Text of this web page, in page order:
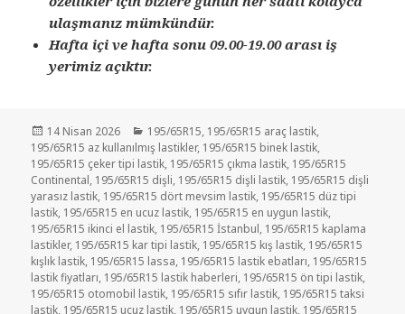
ulaşmanız mümkündür.
Hafta içi ve hafta sonu 09.00-19.00 arası iş
yerimiz açıktır.
Yayın
tarihi
14 Nisan 2026 Kategoriler
195/65R15, 195/65R15 araç lastik,
195/65R15 az kullanılmış lastikler, 195/65R15 binek lastik,
195/65R15 çeker tipi lastik, 195/65R15 çıkma lastik, 195/65R15
Continental, 195/65R15 dişli, 195/65R15 dişli lastik, 195/65R15 dişli
yarasız lastik, 195/65R15 dört mevsim lastik, 195/65R15 düz tipi
lastik, 195/65R15 en ucuz lastik, 195/65R15 en uygun lastik,
195/65R15 ikinci el lastik, 195/65R15 İstanbul, 195/65R15 kaplama
lastikler, 195/65R15 kar tipi lastik, 195/65R15 kış lastik, 195/65R15
kışlık lastik, 195/65R15 lassa, 195/65R15 lastik ebatları, 195/65R15
lastik fiyatları, 195/65R15 lastik haberleri, 195/65R15 ön tipi lastik,
195/65R15 otomobil lastik, 195/65R15 sıfır lastik, 195/65R15 taksi
lastik, 195/65R15 ucuz lastik, 195/65R15 uygun lastik, 195/65R15